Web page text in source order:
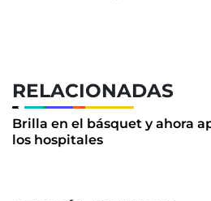
RELACIONADAS
Brilla en el básquet y ahora
los hospitales